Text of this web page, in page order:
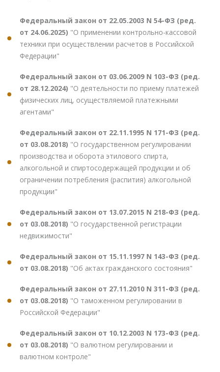
Федеральный закон от 22.05.2003 N 54-ФЗ (ред.
от 24.06.2025) "О применении контрольно-кассовой
техники при осуществлении расчетов в Российской
Федерации"
Федеральный закон от 03.06.2009 N 103-ФЗ (ред.
от 28.12.2024) "О деятельности по приему платежей
физических лиц, осуществляемой платежными
агентами"
Федеральный закон от 22.11.1995 N 171-ФЗ (ред.
от 03.08.2018) "О государственном регулировании
производства и оборота этилового спирта,
алкогольной и спиртосодержащей продукции и об
ограничении потребления (распития) алкогольной
продукции"
Федеральный закон от 13.07.2015 N 218-ФЗ (ред.
от 03.08.2018) "О государственной регистрации
недвижимости"
Федеральный закон от 15.11.1997 N 143-ФЗ (ред.
от 03.08.2018) "Об актах гражданского состояния"
Федеральный закон от 27.11.2010 N 311-ФЗ (ред.
от 03.08.2018) "О таможенном регулировании в
Российской Федерации"
Федеральный закон от 10.12.2003 N 173-ФЗ (ред.
от 03.08.2018) "О валютном регулировании и
валютном контроле"